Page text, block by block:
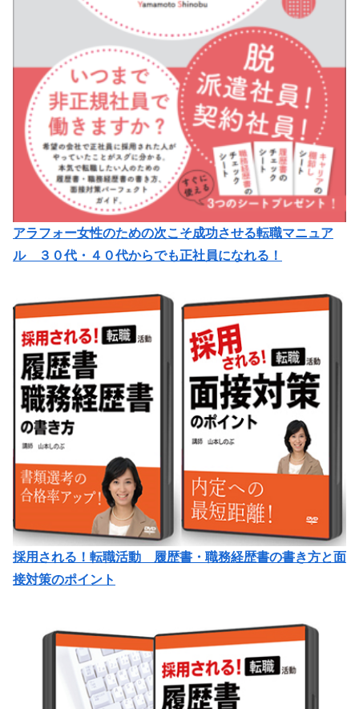
アラフォー女性のための次こそ成功させる転職マニュア
ル ３０代・４０代からでも正社員になれる！
採用される！転職活動 履歴書・職務経歴書の書き方と面
接対策のポイント